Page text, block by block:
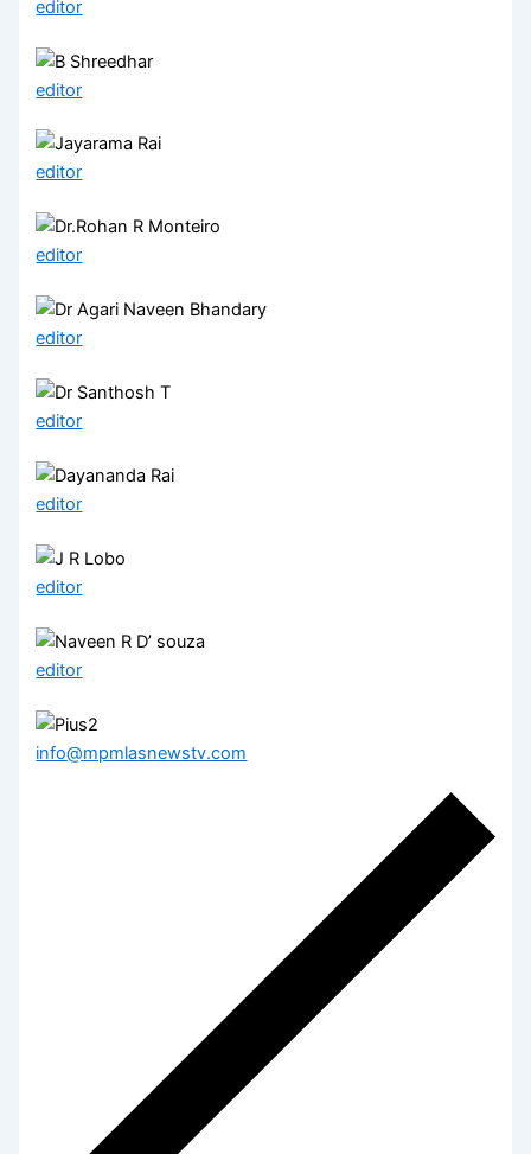
editor
editor
editor
editor
editor
editor
editor
editor
editor
info@mpmlasnewstv.com